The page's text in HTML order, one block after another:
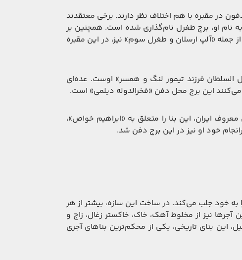
در مقبره با هم اختلاف نظر دارند. برخی معتقدند
نام او، برج طغرل نام‌گذاری شده است. همچنین بر
جمله «آلپ ارسلان و طغرل سوم» نیز، در این مقبره
السلطان فرزند تیمور لنگ و همسر» اوست. عده‌ای
این برج محل دفن «فخرالدوله دیلمی» است.
ایران، این بنا را متعلق به «ابراهیم خواص»،
خود او نیز در این برج دفن شد.
به خود جلب می‌کند. در ساخت این سازه، بیشتر از هر
نیز از مخلوط آهک، خاک، خاکستر زغال، زاج و
این بنای تاریخی، یکی از محکم‌ترین بناهای آجری